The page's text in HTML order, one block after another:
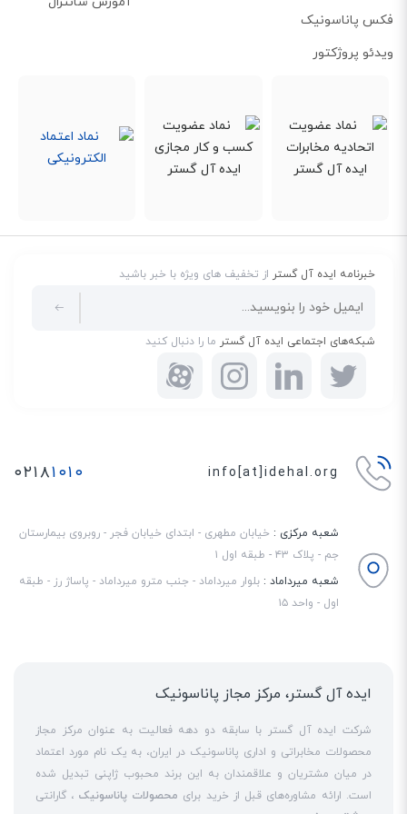
رزولوشن و کیفیت تصاویر
مثل خودرو که با سرعت زیاد از جلوی دوربین عبور می‌کنند، سرعت شاتر را به صورت
اتوماتیک تنظیم کرده و با دقت، تصاویر را ضبط می‌کند. پشتیبانی از فرمت
که استاندارد بوده و فرمت
که از طریق کدهای رمزگذاری شده تصاویر ویدویی
ورودی و خروجی‌های دوربین
زیادی استفاده کرده است. خروجی صدای
3.5میلی‌متری که صدایی استریو را فراهم
کرده و قابلیتی دو طرفه دارد. ورودی‌های آلارم که برای هشدار دادن به‌کار رفته و
بهره‌وری کار را افزایش می‌دهند. همچنین با استفاده از خروجی مانیتور می‌توان
فکس پاناسونیک
ویدئو پروژکتور
خبرنامه ایده آل گستراز تخفیف های ویژه با خبر باشید
شبکه‌های اجتماعی ایده آل گسترما را دنبال کنید
info[at]idehal.org ۰۲۱۸۱۰۱۰
شعبه مرکزی : خیابان مطهری - ابتدای خیابان فجر - روبروی بیمارستان
جم - پلاک ۴۳ - طبقه اول ۱
شعبه میرداماد : بلوار میرداماد - جنب مترو میرداماد - پاساژ رز - طبقه
اول - واحد ۱۵
ایده آل گستر، مرکز مجاز پاناسونیک
شرکت ایده آل گستر با سابقه دو دهه فعالیت به عنوان مرکز مجاز
محصولات مخابراتی و اداری پاناسونیک در ایران، به یک نام مورد اعتماد
در میان مشتریان و علاقمندان به این برند محبوب ژاپنی تبدیل شده
است. ارائه مشاوره‌های قبل از خرید برایمحصولات پاناسونیک، گارانتی